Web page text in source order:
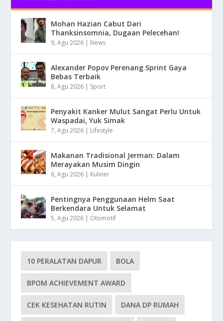
Mohan Hazian Cabut Dari
Thanksinsomnia, Dugaan Pelecehan!
9, Agu 2026 | News
Alexander Popov Perenang Sprint Gaya
Bebas Terbaik
8, Agu 2026 | Sport
Penyakit Kanker Mulut Sangat Perlu Untuk
Waspadai, Yuk Simak
7, Agu 2026 | Lifestyle
Makanan Tradisional Jerman: Dalam
Merayakan Musim Dingin
6, Agu 2026 | Kuliner
Pentingnya Penggunaan Helm Saat
Berkendara Untuk Selamat
5, Agu 2026 | Otomotif
10 PERALATAN DAPUR BOLA
BPOM ACHIEVEMENT AWARD
CEK KESEHATAN RUTIN DANA DP RUMAH